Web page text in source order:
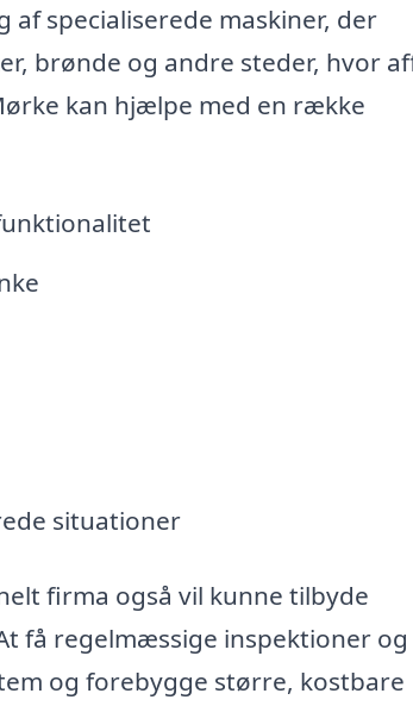
specialiserede maskiner, der
brønde og andre steder, hvor
kan hjælpe med en række
situationer
firma også vil kunne tilbyde
få regelmæssige inspektioner og
og forebygge større, kostbare